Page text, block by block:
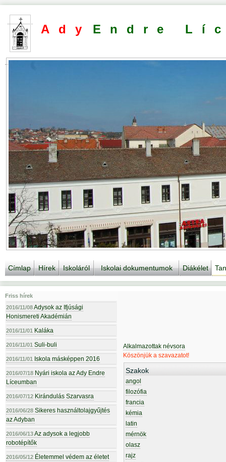
Ady Endre
Címlap Hírek Iskoláról Iskolai dokumentumok Diákélet
Friss hírek
2016/11/08Adysok az Ifjúsági
Honismereti Akadémián
2016/11/01 Kaláka
2016/11/01 Suli-buli
2016/11/01 Iskola másképpen 2016
2016/07/18 Nyári iskola az Ady Endre
Líceumban
2016/07/12 Kirándulás Szarvasra
2016/06/28 Sikeres használtolajgyűjtés
az Adyban
2016/06/13Az adysok a legjobb
robotépítők
2016/05/12 Életemmel védem az életet
Alkalmazottak névsora
Köszönjük a szavazatot!
Szakok
angol
filozófia
francia
kémia
latin
mérnök
olasz
rajz